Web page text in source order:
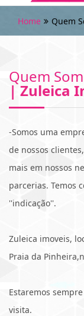
Home Quem
Quem
| Zuleica
-Somos uma
de nossos
mais em nossos
parcerias. Temos
''indicação''.
Zuleica imoveis,
Praia da
Estaremos
visita.